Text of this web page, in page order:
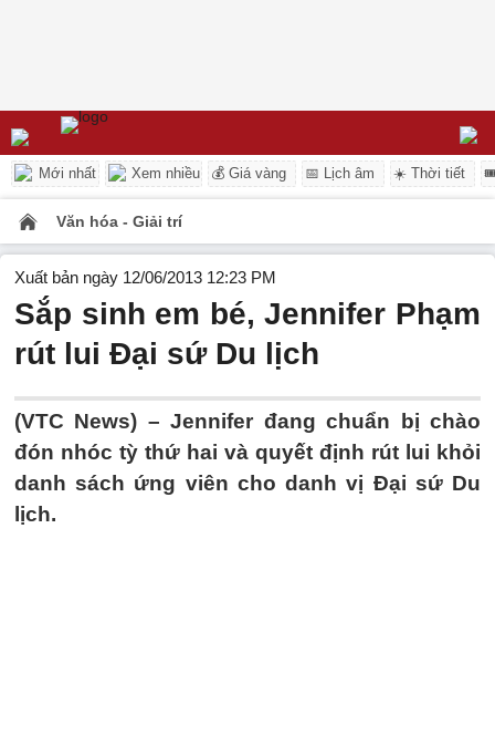
Mới nhất Xem nhiều 💰 Giá vàng 📅 Lịch âm ☀️ Thời tiết
Văn hóa - Giải trí
Xuất bản ngày 12/06/2013 12:23 PM
Sắp sinh em bé, Jennifer Phạm
rút lui Đại sứ Du lịch
(VTC News) – Jennifer đang chuẩn bị chào
đón nhóc tỳ thứ hai và quyết định rút lui khỏi
danh sách ứng viên cho danh vị Đại sứ Du
lịch.